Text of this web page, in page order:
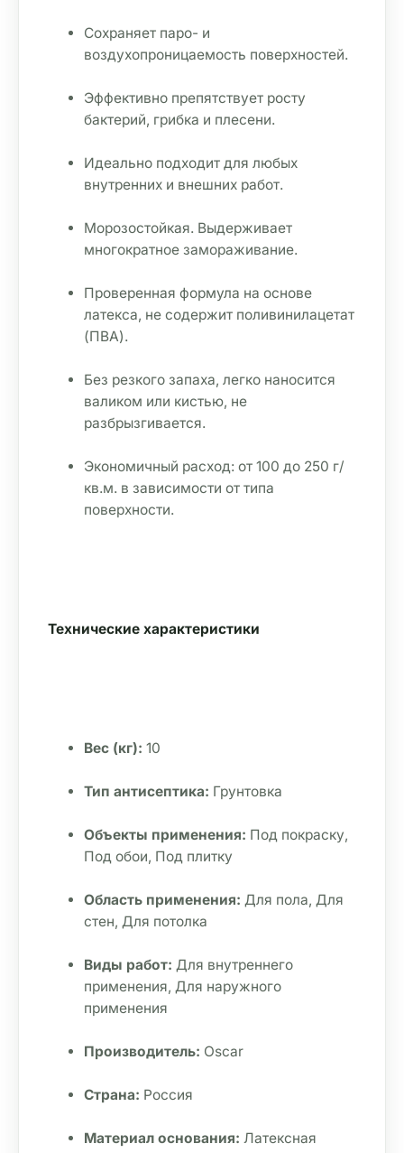
Сохраняет паро- и
воздухопроницаемость поверхностей.
Эффективно препятствует росту
бактерий, грибка и плесени.
Идеально подходит для любых
внутренних и внешних работ.
Морозостойкая. Выдерживает
многократное замораживание.
Проверенная формула на основе
латекса, не содержит поливинилацетат
(ПВА).
Без резкого запаха, легко наносится
валиком или кистью, не
разбрызгивается.
Экономичный расход: от 100 до 250 г/
кв.м. в зависимости от типа
поверхности.
Технические характеристики
Вес (кг): 10
Тип антисептика: Грунтовка
Объекты применения: Под покраску,
Под обои, Под плитку
Область применения: Для пола, Для
стен, Для потолка
Виды работ: Для внутреннего
применения, Для наружного
применения
Производитель: Oscar
Страна: Россия
Материал основания: Латексная